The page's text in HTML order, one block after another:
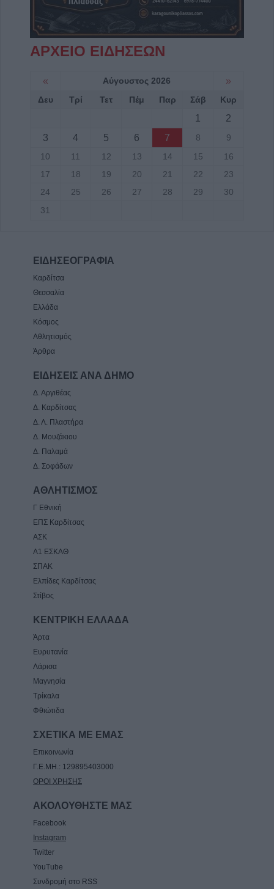
ΑΡΧΕΙΟ ΕΙΔΗΣΕΩΝ
« Αύγουστος 2026 »
Δευ Τρί Τετ Πέμ Παρ Σάβ Κυρ
1
2
3
4 5 6 7 8
9
10
11 12 13 14 15
16
17
18 19 20 21 22
23
24
25 26 27 28 29
30
31
ΕΙΔΗΣΕΟΓΡΑΦΙΑ
Καρδίτσα
Θεσσαλία
Ελλάδα
Κόσμος
Αθλητισμός
Άρθρα
ΕΙΔΗΣΕΙΣ ΑΝΑ ΔΗΜΟ
Δ. Αργιθέας
Δ. Καρδίτσας
Δ. Λ. Πλαστήρα
Δ. Μουζάκιου
Δ. Παλαμά
Δ. Σοφάδων
ΑΘΛΗΤΙΣΜΟΣ
Γ Εθνική
ΕΠΣ Καρδίτσας
ΑΣΚ
Α1 ΕΣΚΑΘ
ΣΠΑΚ
Ελπίδες Καρδίτσας
Στίβος
ΚΕΝΤΡΙΚΗ ΕΛΛΑΔΑ
Άρτα
Ευρυτανία
Λάρισα
Μαγνησία
Τρίκαλα
Φθιώτιδα
ΣΧΕΤΙΚΑ ΜΕ ΕΜΑΣ
Επικοινωνία
Γ.Ε.ΜΗ.: 129895403000
ΟΡΟΙ ΧΡΗΣΗΣ
ΑΚΟΛΟΥΘΗΣΤΕ ΜΑΣ
Facebook
Instagram
Twitter
YouTube
Συνδρομή στο RSS